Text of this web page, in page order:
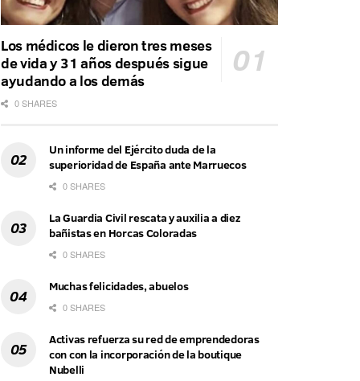
Los médicos le dieron tres meses
de vida y 31 años después sigue
ayudando a los demás
0 SHARES
Un informe del Ejército duda de la
superioridad de España ante Marruecos
0 SHARES
La Guardia Civil rescata y auxilia a diez
bañistas en Horcas Coloradas
0 SHARES
Muchas felicidades, abuelos
0 SHARES
Activas refuerza su red de emprendedoras
con con la incorporación de la boutique
Nubelli